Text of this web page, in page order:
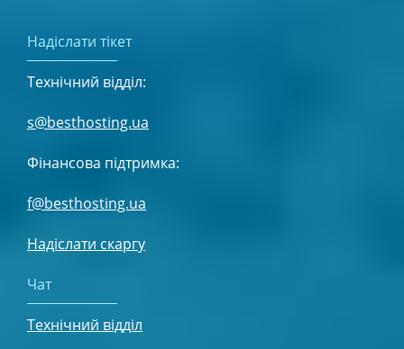
Надіслати тікет
Технічний відділ:
s@besthosting.ua
Фінансова підтримка:
f@besthosting.ua
Надіслати скаргу
Чат
Технічний відділ